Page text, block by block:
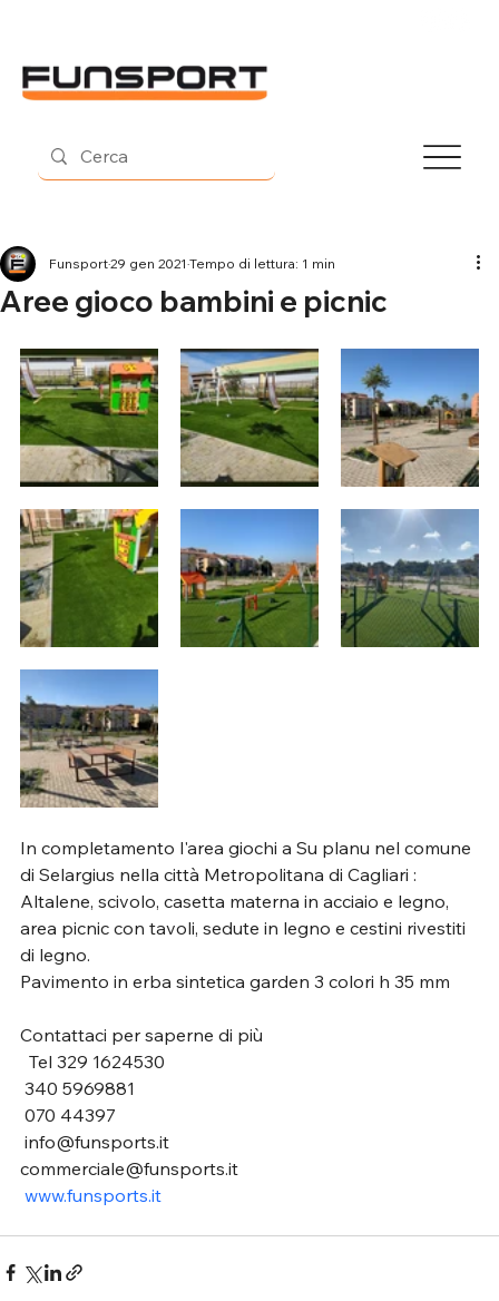
Aree gioco bambini e picnic
Funsport29 gen 2021 Tempo di lettura: 1 min
In completamento l'area giochi a Su planu nel comune
di Selargius nella città Metropolitana di Cagliari :
Altalene, scivolo, casetta materna in acciaio e legno,
area picnic con tavoli, sedute in legno e cestini rivestiti
di legno.
Pavimento in erba sintetica garden 3 colori h 35 mm
Contattaci per saperne di più
  Tel 329 1624530
340 5969881
070 44397
info@funsports.it
commerciale@funsports.it
www.funsports.it